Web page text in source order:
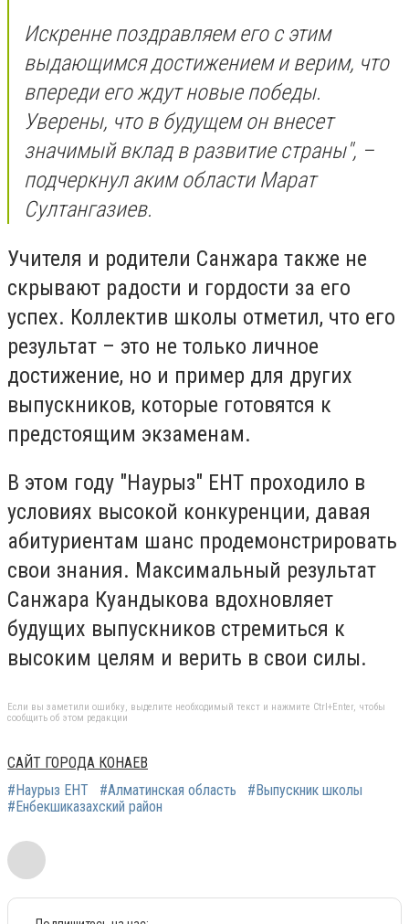
Искренне поздравляем его с этим
выдающимся достижением и верим, что
впереди его ждут новые победы.
Уверены, что в будущем он внесет
значимый вклад в развитие страны", –
подчеркнул аким области Марат
Султангазиев.
Учителя и родители Санжара также не
скрывают радости и гордости за его
успех. Коллектив школы отметил, что его
результат – это не только личное
достижение, но и пример для других
выпускников, которые готовятся к
предстоящим экзаменам.
В этом году "Наурыз" ЕНТ проходило в
условиях высокой конкуренции, давая
абитуриентам шанс продемонстрировать
свои знания. Максимальный результат
Санжара Куандыкова вдохновляет
будущих выпускников стремиться к
высоким целям и верить в свои силы.
Если вы заметили ошибку, выделите необходимый текст и нажмите Ctrl+Enter, чтобы
сообщить об этом редакции
САЙТ ГОРОДА КОНАЕВ
#Наурыз ЕНТ
#Алматинская область
#Выпускник школы
#Енбекшиказахский район